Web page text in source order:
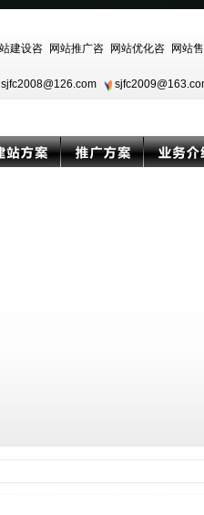
sjfc2008@126.com